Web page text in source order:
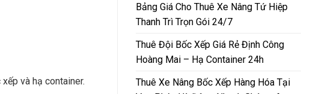
và hạ container.
Bảng Giá Cho Thuê Xe Nâng Tứ Hiệp
Thanh Trì Trọn Gói 24/7
Thuê Đội Bốc Xếp Giá Rẻ Định Công
Hoàng Mai – Hạ Container 24h
Thuê Xe Nâng Bốc Xếp Hàng Hóa Tại